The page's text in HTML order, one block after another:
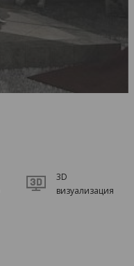
3D
визуализация